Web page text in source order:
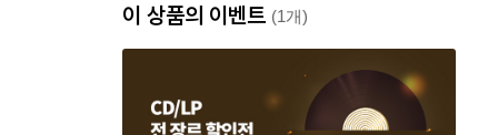
이 상품의 이벤트 (1개)